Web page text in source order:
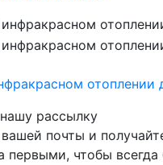
отоплении
рассылку
почты и
первыми, чтобы всегда